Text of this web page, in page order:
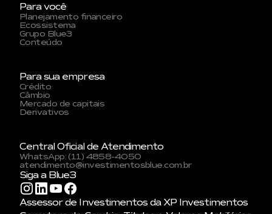
Para você
Planejamento financeiro
Ecossistema
Grupo Blue3
Conteúdo
Para sua empresa
Crédito
Câmbio
Mercado de capitais
Derivativos
Central Oficial de Atendimento
WhatsApp: (11) 4858-4050
atendimento@investimentosblue.com.br
Siga a Blue3
Assessor de Investimentos da XP Investimentos